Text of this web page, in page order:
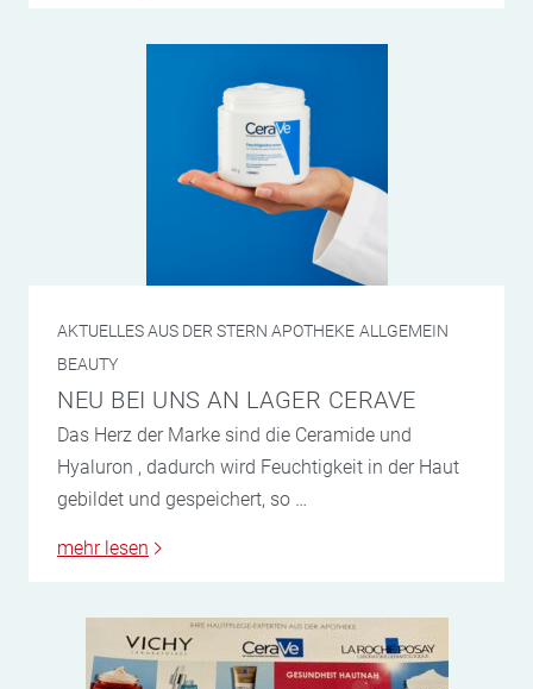
AKTUELLES AUS DER STERN APOTHEKE ALLGEMEIN
BEAUTY
NEU BEI UNS AN LAGER CERAVE
Das Herz der Marke sind die Ceramide und
Hyaluron , dadurch wird Feuchtigkeit in der Haut
gebildet und gespeichert, so …
mehr lesen